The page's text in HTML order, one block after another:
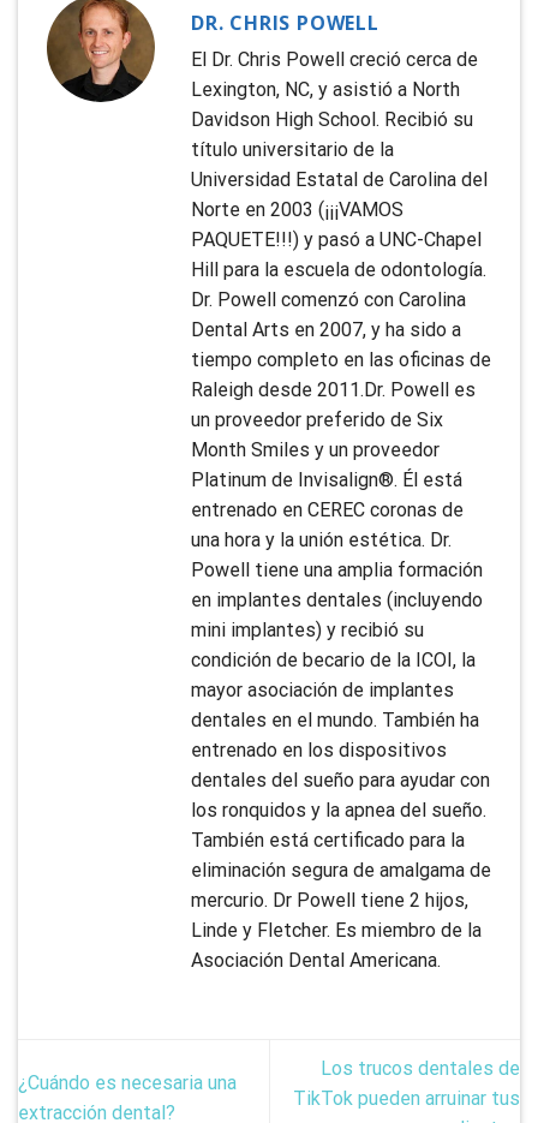
DR. CHRIS POWELL
El Dr. Chris Powell creció cerca de
Lexington, NC, y asistió a North
Davidson High School. Recibió su
título universitario de la
Universidad Estatal de Carolina del
Norte en 2003 (¡¡¡VAMOS
PAQUETE!!!) y pasó a UNC-Chapel
Hill para la escuela de odontología.
Dr. Powell comenzó con Carolina
Dental Arts en 2007, y ha sido a
tiempo completo en las oficinas de
Raleigh desde 2011.Dr. Powell es
un proveedor preferido de Six
Month Smiles y un proveedor
Platinum de Invisalign®. Él está
entrenado en CEREC coronas de
una hora y la unión estética. Dr.
Powell tiene una amplia formación
en implantes dentales (incluyendo
mini implantes) y recibió su
condición de becario de la ICOI, la
mayor asociación de implantes
dentales en el mundo. También ha
entrenado en los dispositivos
dentales del sueño para ayudar con
los ronquidos y la apnea del sueño.
También está certificado para la
eliminación segura de amalgama de
mercurio. Dr Powell tiene 2 hijos,
Linde y Fletcher. Es miembro de la
Asociación Dental Americana.
¿Cuándo es necesaria una
extracción dental?
Los trucos dentales de
TikTok pueden arruinar tus